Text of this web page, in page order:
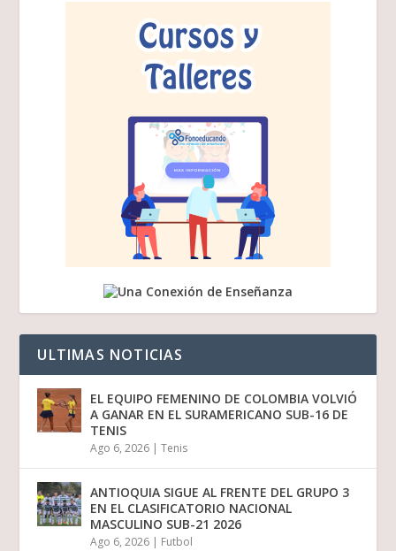
ULTIMAS NOTICIAS
EL EQUIPO FEMENINO DE COLOMBIA VOLVIÓ
A GANAR EN EL SURAMERICANO SUB-16 DE
TENIS
Ago 6, 2026 |Tenis
ANTIOQUIA SIGUE AL FRENTE DEL GRUPO 3
EN EL CLASIFICATORIO NACIONAL
MASCULINO SUB-21 2026
Ago 6, 2026 | Futbol